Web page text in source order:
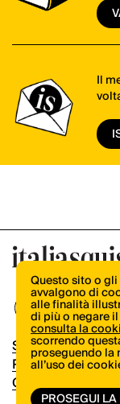
Il
Shop
Pubblicità
Contatti
Questo sito o
avvalgono di
alle finalità
di più o negare
consulta la
scorrendo
proseguendo la
all’uso dei
PROSEGUI